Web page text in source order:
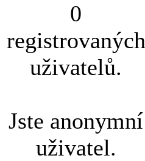
0
registrovaných
uživatelů.
Jste anonymní
uživatel.